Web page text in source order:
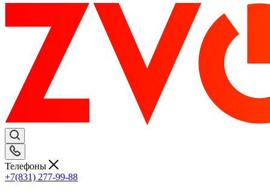
Телефоны
+7(831) 277-99-88